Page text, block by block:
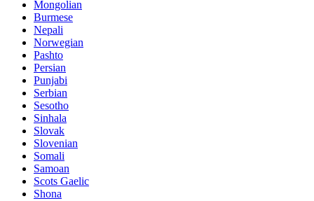
Mongolian
Burmese
Nepali
Norwegian
Pashto
Persian
Punjabi
Serbian
Sesotho
Sinhala
Slovak
Slovenian
Somali
Samoan
Scots Gaelic
Shona